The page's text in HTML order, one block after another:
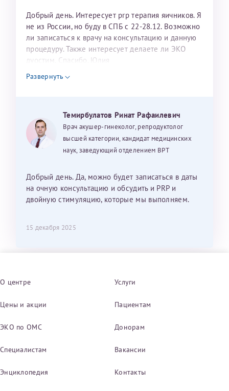
Добрый день. Интересует prp терапия яичников. Я
не из России, но буду в СПБ с 22-28.12. Возможно
ли записаться к врачу на консультацию и данную
процедуру. Также интересует делаете ли ЭКО
дуостим. Спасибо. Юлия
Развернуть
Темирбулатов Ринат Рафаилевич
Врач акушер-гинеколог, репродуктолог
высшей категории, кандидат медицинских
наук, заведующий отделением ВРТ
Добрый день. Да, можно будет записаться в даты
на очную консультацию и обсудить и PRP и
двойную стимуляцию, которые мы выполняем.
15 декабря 2025
О центре Услуги
Цены и акции Пациентам
ЭКО по ОМС Донорам
Специалистам Вакансии
Энциклопедия Контакты